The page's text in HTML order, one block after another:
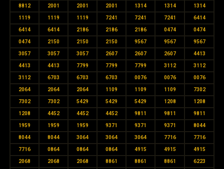
8812 2001 2001 2001 1314 1314 1314
1119 1119 1119 7241 7241 7241 6414
6414 6414 2186 2186 2186 0474 0474
0474 2150 2150 2150 9567 9567 9567
3057 3057 3057 2607 2607 2607 4413
4413 4413 7799 7799 7799 3112 3112
3112 6703 6703 6703 0076 0076 0076
2064 2064 2064 1109 1109 1109 7302
7302 7302 5429 5429 5429 1208 1208
1208 4452 4452 4452 9811 9811 9811
1959 1959 1959 9371 9371 9371 8044
8044 8044 3064 3064 3064 7716 7716
7716 0864 0864 0864 4915 4915 4915
2068 2068 2068 8861 8861 8861 6223